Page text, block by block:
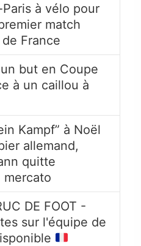
à vélo pour
match
France
but en Coupe
à un caillou à
Kampf” à Noël
allemand,
quitte
mercato
DE FOOT -
sur l'équipe de